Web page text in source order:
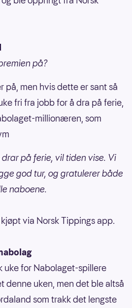
på?
på, men hvis dette er sant så
fri fra jobb for å dra på ferie,
millionæren, som
på ferie, vil tiden vise. Vi
god tur, og gratulerer både
naboene.
via Norsk Tippings app.
for Nabolaget-spillere
denne uken, men det ble altså
som trakk det lengste